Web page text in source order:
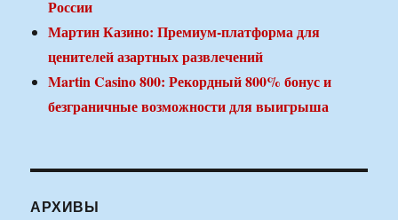
России
Мартин Казино: Премиум-платформа для
ценителей азартных развлечений
Martin Casino 800: Рекордный 800% бонус и
безграничные возможности для выигрыша
АРХИВЫ